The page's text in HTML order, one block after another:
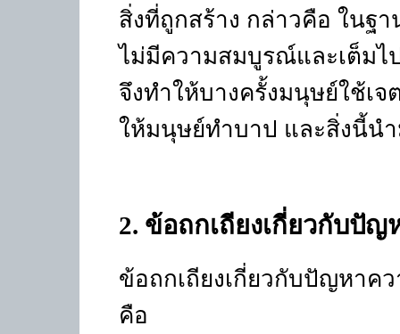
สิ่งที่ถูกสร้าง กล่าวคือ ในฐ
ไม่มีความสมบูรณ์และเต็ม
จึงทำให้บางครั้งมนุษย์ใช้เ
ให้มนุษย์ทำบาป และสิ่งนี้น
2. ข้อถกเถียงเกี่ยวกับปัญ
ข้อถกเถียงเกี่ยวกับปัญหาค
คือ